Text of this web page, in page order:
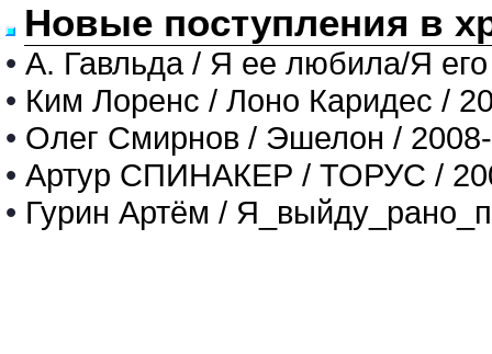
Новые поступления в
• А. Гавльда / Я ее любила/Я
• Ким Лоренс / Лоно Каридес /
• Олег Смирнов / Эшелон /
• Артур СПИНАКЕР / ТОРУС /
• Гурин Артём /